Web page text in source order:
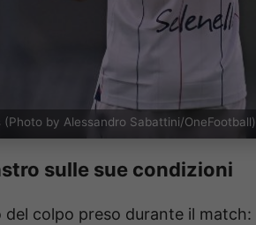
by Alessandro Sabattini/OneFootball)
sulle sue condizioni
colpo preso durante il match: